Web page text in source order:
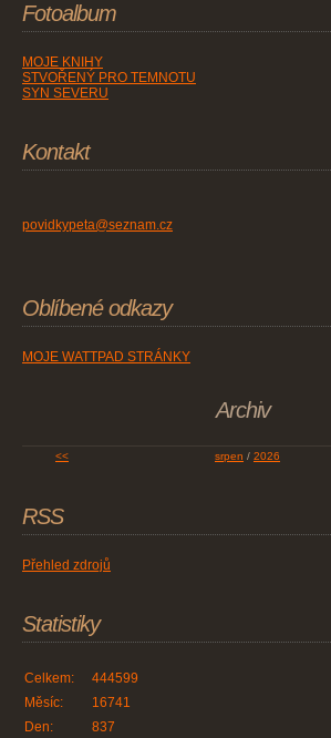
Fotoalbum
MOJE KNIHY
STVOŘENÝ PRO TEMNOTU
SYN SEVERU
Kontakt
povidkypeta@seznam.cz
Oblíbené odkazy
MOJE WATTPAD STRÁNKY
Archiv
<< srpen / 2026
RSS
Přehled zdrojů
Statistiky
Celkem:
444599
Měsíc:
16741
Den:
837